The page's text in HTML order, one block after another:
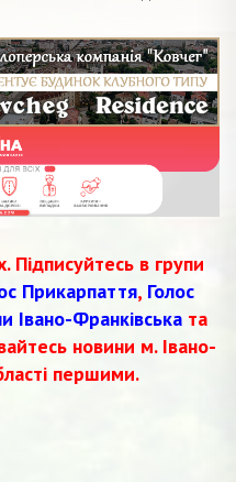
в групи
Прикарпаття, Голос
Івано-Франківськата
новини м. Івано-
першими.